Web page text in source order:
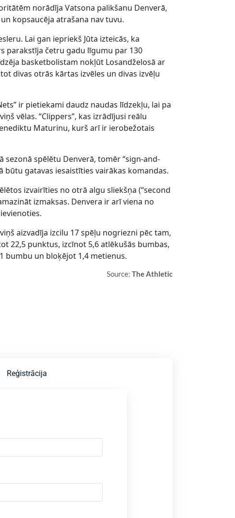
norādīja Vatsona palikšanu Denverā,
kopsaucēja atrašana nav tuvu.
Lai gan iepriekš Jūta izteicās, ka
parakstīja četru gadu līgumu par 130
basketbolistam nokļūt Losandželosā ar
divas otrās kārtas izvēles un divas izvēļu
ir pietiekami daudz naudas līdzekļu, lai pa
vēlas. “Clippers”, kas izrādījusi reālu
Maturinu, kurš arī ir ierobežotais
sezonā spēlētu Denverā, tomēr “sign-and-
gatavas iesaistīties vairākas komandas.
izvairīties no otrā algu sliekšņa (“second
izmaksas. Denvera ir arī viena no
aizvadīja izcilu 17 spēļu nogriezni pēc tam,
22,5 punktus, izcīnot 5,6 atlēkušās bumbas,
bumbu un bloķējot 1,4 metienus.
Source: The Athletic
Reģistrācija